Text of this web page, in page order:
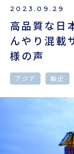
ニュース
企業情報
事例
お役立ちブログ
ニュース
2023.09.29
高品質な日
んやり混載
様の声
アジア 輸出